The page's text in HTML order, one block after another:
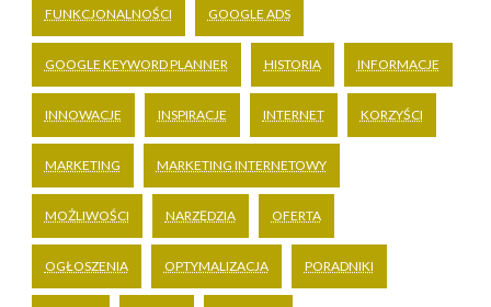
FUNKCJONALNOŚCI GOOGLE ADS
GOOGLE KEYWORD PLANNER HISTORIA INFORMACJE
INNOWACJE INSPIRACJE INTERNET KORZYŚCI
MARKETING MARKETING INTERNETOWY
MOŻLIWOŚCI NARZĘDZIA OFERTA
OGŁOSZENIA OPTYMALIZACJA PORADNIKI